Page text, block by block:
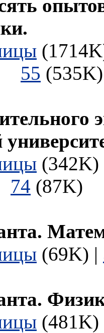
55
74
(69K) |